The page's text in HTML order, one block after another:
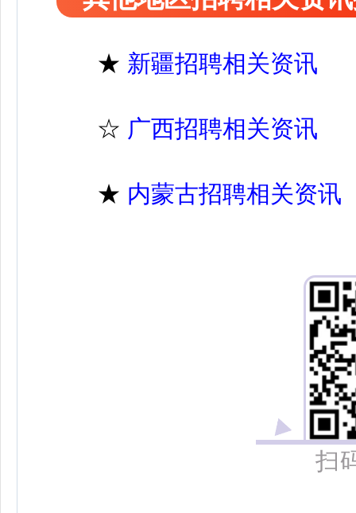
★ 新疆招聘相关资讯
☆ 广西招聘相关资讯
★ 内蒙古招聘相关资讯
扫